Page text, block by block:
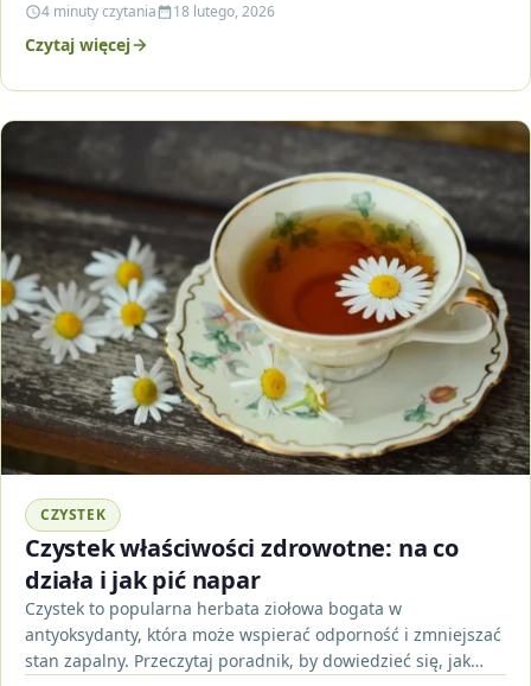
4 minuty czytania 18 lutego, 2026
Czytaj więcej
CZYSTEK
Czystek właściwości zdrowotne: na co
działa i jak pić napar
Czystek to popularna herbata ziołowa bogata w
antyoksydanty, która może wspierać odporność i zmniejszać
stan zapalny. Przeczytaj poradnik, by dowiedzieć się, jak